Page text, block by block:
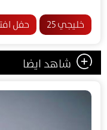
خليجي 25 حفل
شاهد ايضا